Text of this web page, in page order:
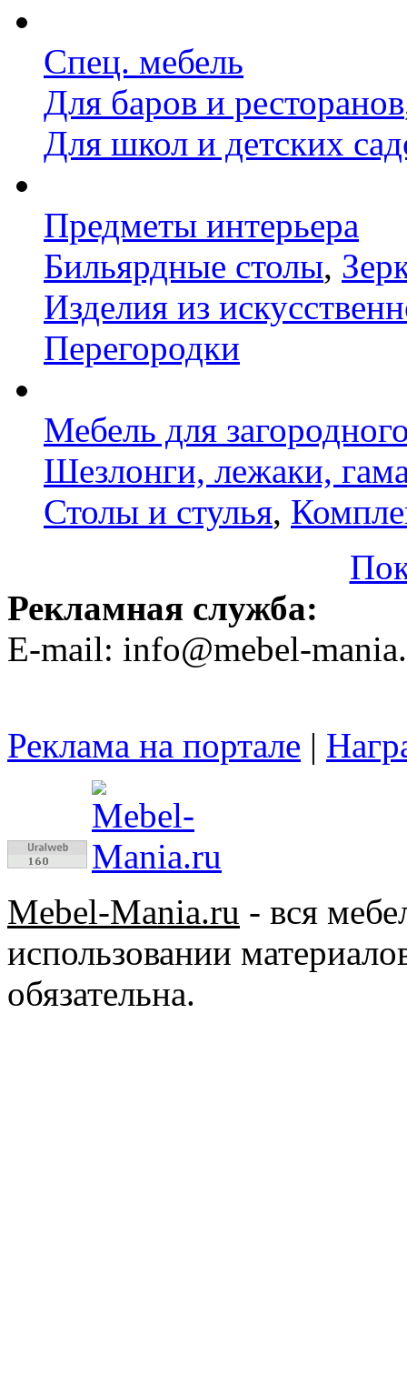
Спец. мебель
Для баров и ресторанов
Для школ и детских
Предметы интерьера
Бильярдные столы,
Изделия из
Перегородки
Мебель для
Шезлонги, лежаки,
Столы и стулья,
Рекламная служба:
E-mail: info@mebel-
Реклама на портале |
Mebel-Mania.ru - вся
использовании
обязательна.